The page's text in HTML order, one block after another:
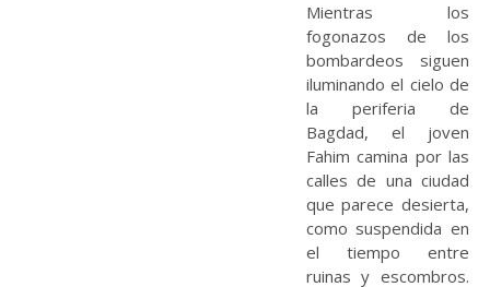
Mientras los
fogonazos de los
bombardeos siguen
iluminando el cielo de
la periferia de
Bagdad, el joven
Fahim camina por las
calles de una ciudad
que parece desierta,
como suspendida en
el tiempo entre
ruinas y escombros.